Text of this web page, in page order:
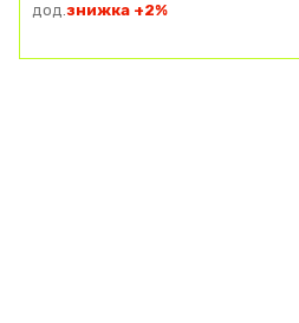
дод.знижка +2%